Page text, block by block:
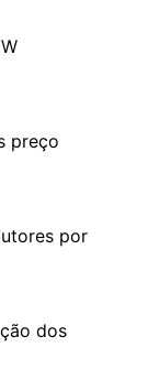
preço
por
dos